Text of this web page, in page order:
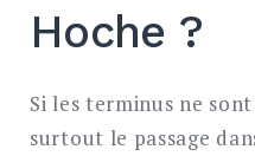
Hoche ?
Si les terminus ne
surtout le passage